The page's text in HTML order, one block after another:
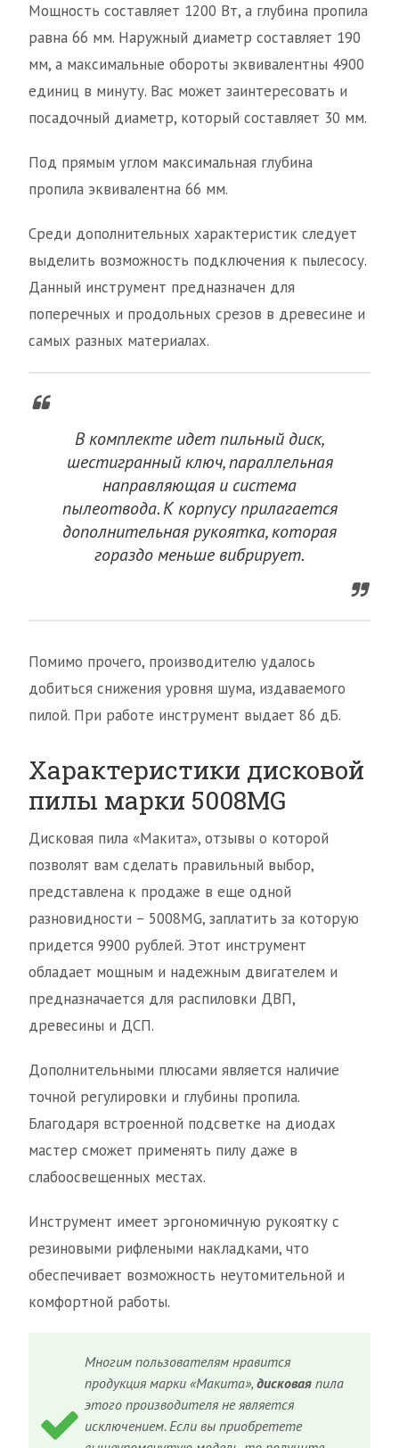
Мощность составляет 1200 Вт, а глубина пропила
равна 66 мм. Наружный диаметр составляет 190
мм, а максимальные обороты эквивалентны 4900
единиц в минуту. Вас может заинтересовать и
посадочный диаметр, который составляет 30 мм.
Под прямым углом максимальная глубина
пропила эквивалентна 66 мм.
Среди дополнительных характеристик следует
выделить возможность подключения к пылесосу.
Данный инструмент предназначен для
поперечных и продольных срезов в древесине и
самых разных материалах.
В комплекте идет пильный диск,
шестигранный ключ, параллельная
направляющая и система
пылеотвода. К корпусу прилагается
дополнительная рукоятка, которая
гораздо меньше вибрирует.
Помимо прочего, производителю удалось
добиться снижения уровня шума, издаваемого
пилой. При работе инструмент выдает 86 дБ.
Характеристики дисковой
пилы марки 5008MG
Дисковая пила «Макита», отзывы о которой
позволят вам сделать правильный выбор,
представлена к продаже в еще одной
разновидности – 5008MG, заплатить за которую
придется 9900 рублей. Этот инструмент
обладает мощным и надежным двигателем и
предназначается для распиловки ДВП,
древесины и ДСП.
Дополнительными плюсами является наличие
точной регулировки и глубины пропила.
Благодаря встроенной подсветке на диодах
мастер сможет применять пилу даже в
слабоосвещенных местах.
Инструмент имеет эргономичную рукоятку с
резиновыми рифлеными накладками, что
обеспечивает возможность неутомительной и
комфортной работы.
Многим пользователям нравится
продукция марки «Макита»,дисковая пила
этого производителя не является
исключением. Если вы приобретете